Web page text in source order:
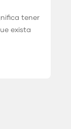
tener
exista